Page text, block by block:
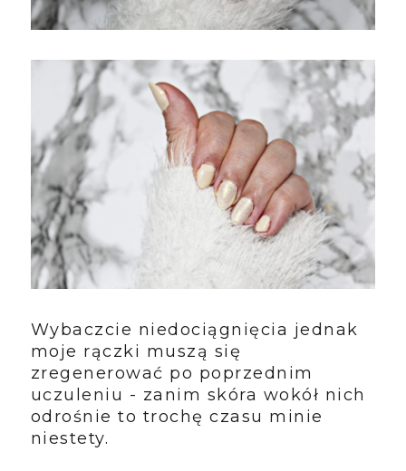
Wybaczcie niedociągnięcia jednak
moje rączki muszą się
zregenerować po poprzednim
uczuleniu - zanim skóra wokół nich
odrośnie to trochę czasu minie
niestety.